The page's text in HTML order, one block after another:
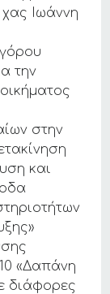
Ιωάννη
την
στην
και
«Δαπάνη
διάφορες